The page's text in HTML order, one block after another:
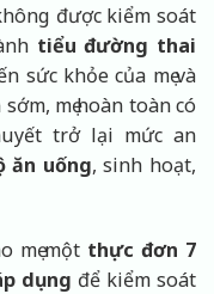
được kiểm soát
tiểu đường thai
sức khỏe của mẹ và
mẹ hoàn toàn có
trở lại mức an
ăn uống, sinh hoạt,
mẹ một thực đơn 7
dụng để kiểm soát